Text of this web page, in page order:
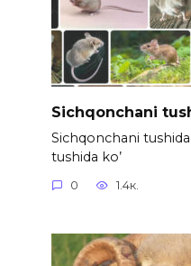
Sichqonchani
Sichqonchani
tushida ko’
0 1.4к.